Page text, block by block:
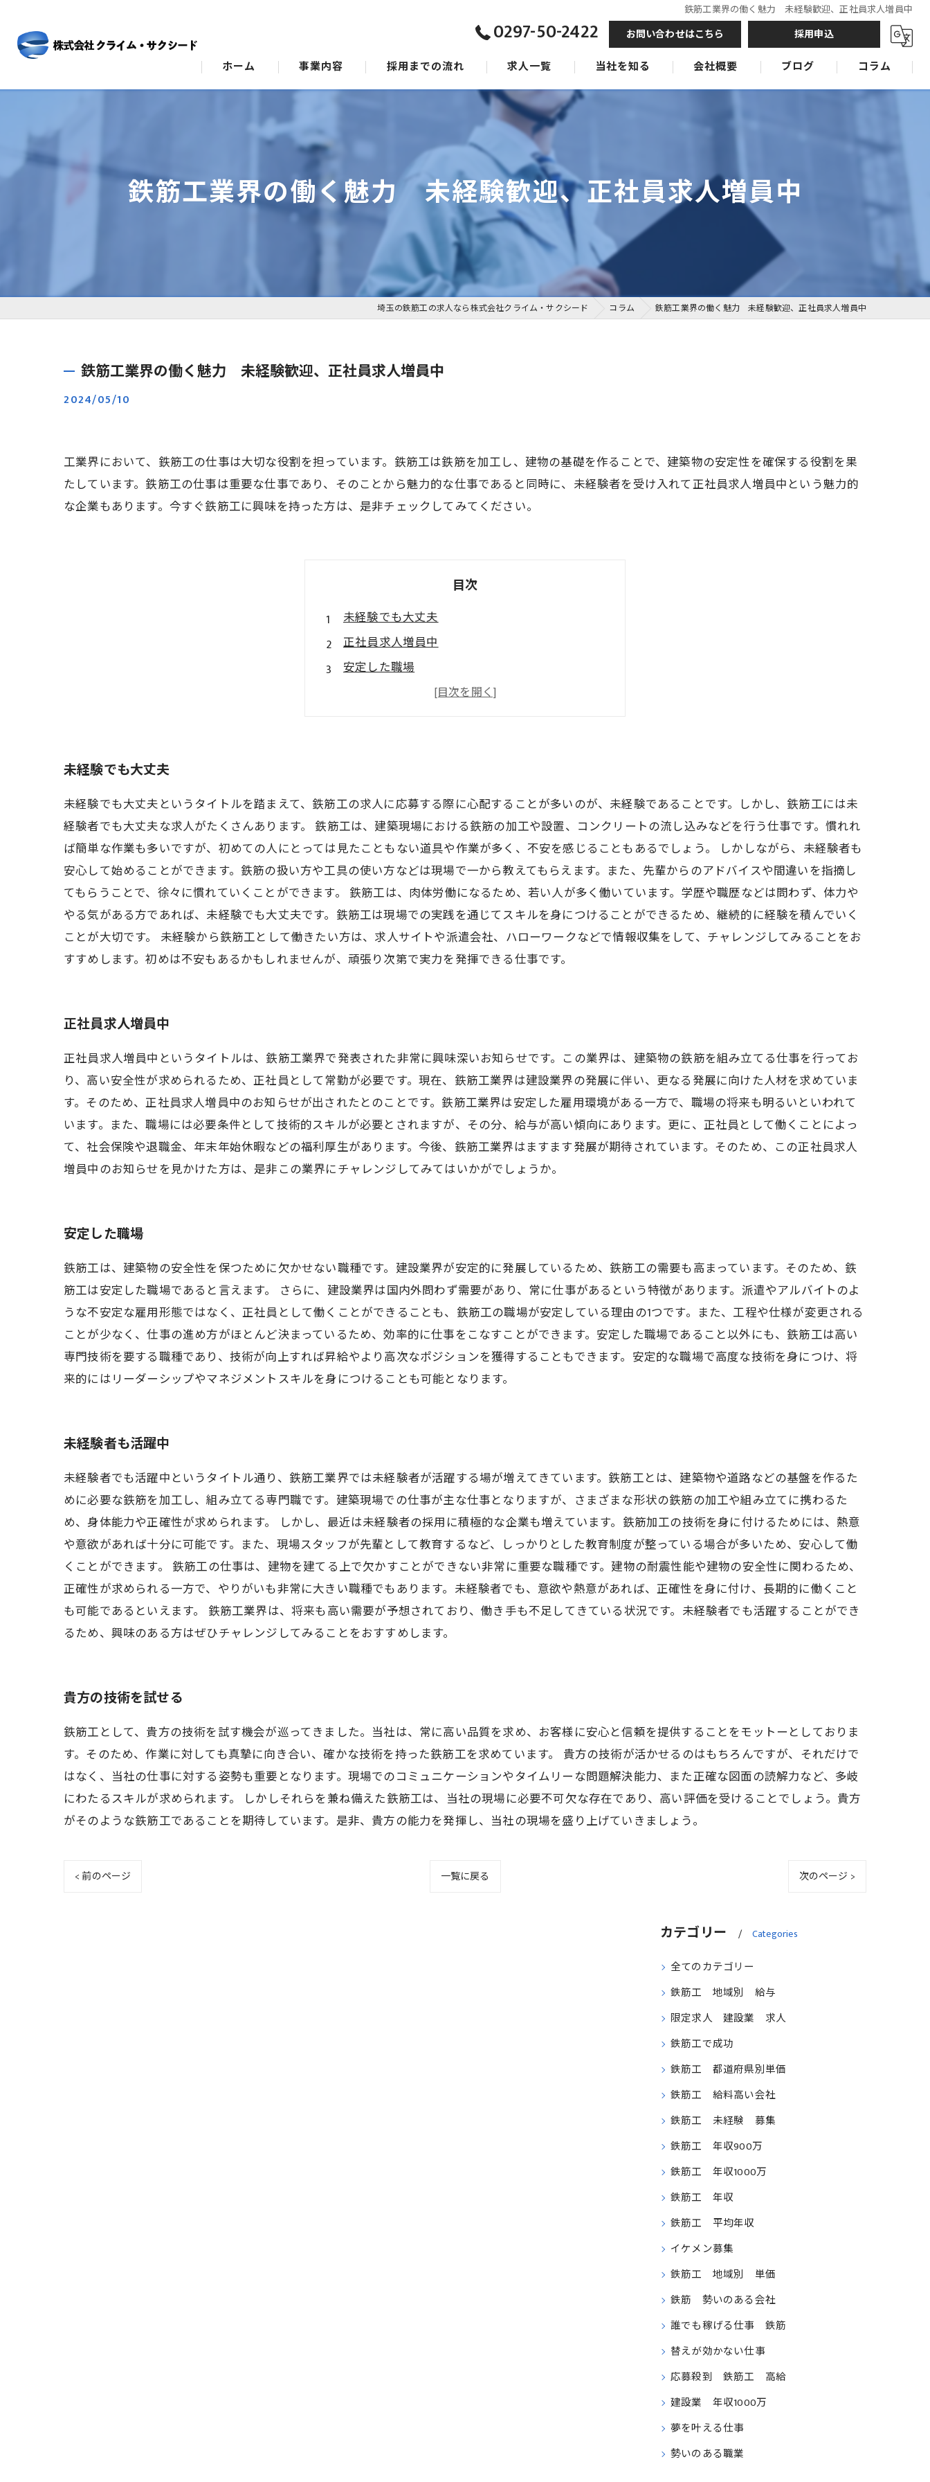
鉄筋工業界の働く魅力 未経験歓迎、正社員求人増員中
0297-50-2422 お問い合わせはこちら 採用申込
ホーム 事業内容
スタッフ
採用までの流れ 求人一覧 当社を知る
千葉の鉄筋工
未経験
会社概要 ブログ コラム
鉄筋工業界の働く魅力 未経験歓迎、正社員求人増員中
埼玉の鉄筋工の求人なら株式会社クライム・サクシード コラム 鉄筋工業界の働く魅力 未経験歓迎、正社員求人増員中
鉄筋工業界の働く魅力 未経験歓迎、正社員求人増員中
2024/05/10
工業界において、鉄筋工の仕事は大切な役割を担っています。鉄筋工は鉄筋を加工し、建物の基礎を作ることで、建築物の安定性を確保する役割を果
たしています。鉄筋工の仕事は重要な仕事であり、そのことから魅力的な仕事であると同時に、未経験者を受け入れて正社員求人増員中という魅力的
な企業もあります。今すぐ鉄筋工に興味を持った方は、是非チェックしてみてください。
目次
未経験でも大丈夫
正社員求人増員中
安定した職場
未経験者も活躍中
未経験でも大丈夫
未経験でも大丈夫というタイトルを踏まえて、鉄筋工の求人に応募する際に心配することが多いのが、未経験であることです。しかし、鉄筋工には未
経験者でも大丈夫な求人がたくさんあります。 鉄筋工は、建築現場における鉄筋の加工や設置、コンクリートの流し込みなどを行う仕事です。慣れれ
ば簡単な作業も多いですが、初めての人にとっては見たこともない道具や作業が多く、不安を感じることもあるでしょう。 しかしながら、未経験者も
安心して始めることができます。鉄筋の扱い方や工具の使い方などは現場で一から教えてもらえます。また、先輩からのアドバイスや間違いを指摘し
てもらうことで、徐々に慣れていくことができます。 鉄筋工は、肉体労働になるため、若い人が多く働いています。学歴や職歴などは問わず、体力や
やる気がある方であれば、未経験でも大丈夫です。鉄筋工は現場での実践を通じてスキルを身につけることができるため、継続的に経験を積んでいく
ことが大切です。 未経験から鉄筋工として働きたい方は、求人サイトや派遣会社、ハローワークなどで情報収集をして、チャレンジしてみることをお
すすめします。初めは不安もあるかもしれませんが、頑張り次第で実力を発揮できる仕事です。
正社員求人増員中
正社員求人増員中というタイトルは、鉄筋工業界で発表された非常に興味深いお知らせです。この業界は、建築物の鉄筋を組み立てる仕事を行ってお
り、高い安全性が求められるため、正社員として常勤が必要です。現在、鉄筋工業界は建設業界の発展に伴い、更なる発展に向けた人材を求めていま
す。そのため、正社員求人増員中のお知らせが出されたとのことです。鉄筋工業界は安定した雇用環境がある一方で、職場の将来も明るいといわれて
います。また、職場には必要条件として技術的スキルが必要とされますが、その分、給与が高い傾向にあります。更に、正社員として働くことによっ
て、社会保険や退職金、年末年始休暇などの福利厚生があります。今後、鉄筋工業界はますます発展が期待されています。そのため、この正社員求人
増員中のお知らせを見かけた方は、是非この業界にチャレンジしてみてはいかがでしょうか。
安定した職場
鉄筋工は、建築物の安全性を保つために欠かせない職種です。建設業界が安定的に発展しているため、鉄筋工の需要も高まっています。そのため、鉄
筋工は安定した職場であると言えます。 さらに、建設業界は国内外問わず需要があり、常に仕事があるという特徴があります。派遣やアルバイトのよ
うな不安定な雇用形態ではなく、正社員として働くことができることも、鉄筋工の職場が安定している理由の1つです。また、工程や仕様が変更される
ことが少なく、仕事の進め方がほとんど決まっているため、効率的に仕事をこなすことができます。安定した職場であること以外にも、鉄筋工は高い
専門技術を要する職種であり、技術が向上すれば昇給やより高次なポジションを獲得することもできます。安定的な職場で高度な技術を身につけ、将
来的にはリーダーシップやマネジメントスキルを身につけることも可能となります。
未経験者も活躍中
未経験者でも活躍中というタイトル通り、鉄筋工業界では未経験者が活躍する場が増えてきています。鉄筋工とは、建築物や道路などの基盤を作るた
めに必要な鉄筋を加工し、組み立てる専門職です。建築現場での仕事が主な仕事となりますが、さまざまな形状の鉄筋の加工や組み立てに携わるた
め、身体能力や正確性が求められます。 しかし、最近は未経験者の採用に積極的な企業も増えています。鉄筋加工の技術を身に付けるためには、熱意
や意欲があれば十分に可能です。また、現場スタッフが先輩として教育するなど、しっかりとした教育制度が整っている場合が多いため、安心して働
くことができます。 鉄筋工の仕事は、建物を建てる上で欠かすことができない非常に重要な職種です。建物の耐震性能や建物の安全性に関わるため、
正確性が求められる一方で、やりがいも非常に大きい職種でもあります。未経験者でも、意欲や熱意があれば、正確性を身に付け、長期的に働くこと
も可能であるといえます。 鉄筋工業界は、将来も高い需要が予想されており、働き手も不足してきている状況です。未経験者でも活躍することができ
るため、興味のある方はぜひチャレンジしてみることをおすすめします。
貴方の技術を試せる
鉄筋工として、貴方の技術を試す機会が巡ってきました。当社は、常に高い品質を求め、お客様に安心と信頼を提供することをモットーとしておりま
す。そのため、作業に対しても真摯に向き合い、確かな技術を持った鉄筋工を求めています。 貴方の技術が活かせるのはもちろんですが、それだけで
はなく、当社の仕事に対する姿勢も重要となります。現場でのコミュニケーションやタイムリーな問題解決能力、また正確な図面の読解力など、多岐
にわたるスキルが求められます。 しかしそれらを兼ね備えた鉄筋工は、当社の現場に必要不可欠な存在であり、高い評価を受けることでしょう。貴方
がそのような鉄筋工であることを期待しています。是非、貴方の能力を発揮し、当社の現場を盛り上げていきましょう。
< 前のページ 一覧に戻る 次のページ >
カテゴリー Categories
全てのカテゴリー
鉄筋工 地域別 給与
限定求人 建設業 求人
鉄筋工で成功
鉄筋工 都道府県別単価
鉄筋工 給料高い会社
鉄筋工 未経験 募集
鉄筋工 年収900万
鉄筋工 年収1000万
鉄筋工 年収
鉄筋工 平均年収
イケメン募集
鉄筋工 地域別 単価
鉄筋 勢いのある会社
誰でも稼げる仕事 鉄筋
替えが効かない仕事
応募殺到 鉄筋工 高給
建設業 年収1000万
夢を叶える仕事
勢いのある職業